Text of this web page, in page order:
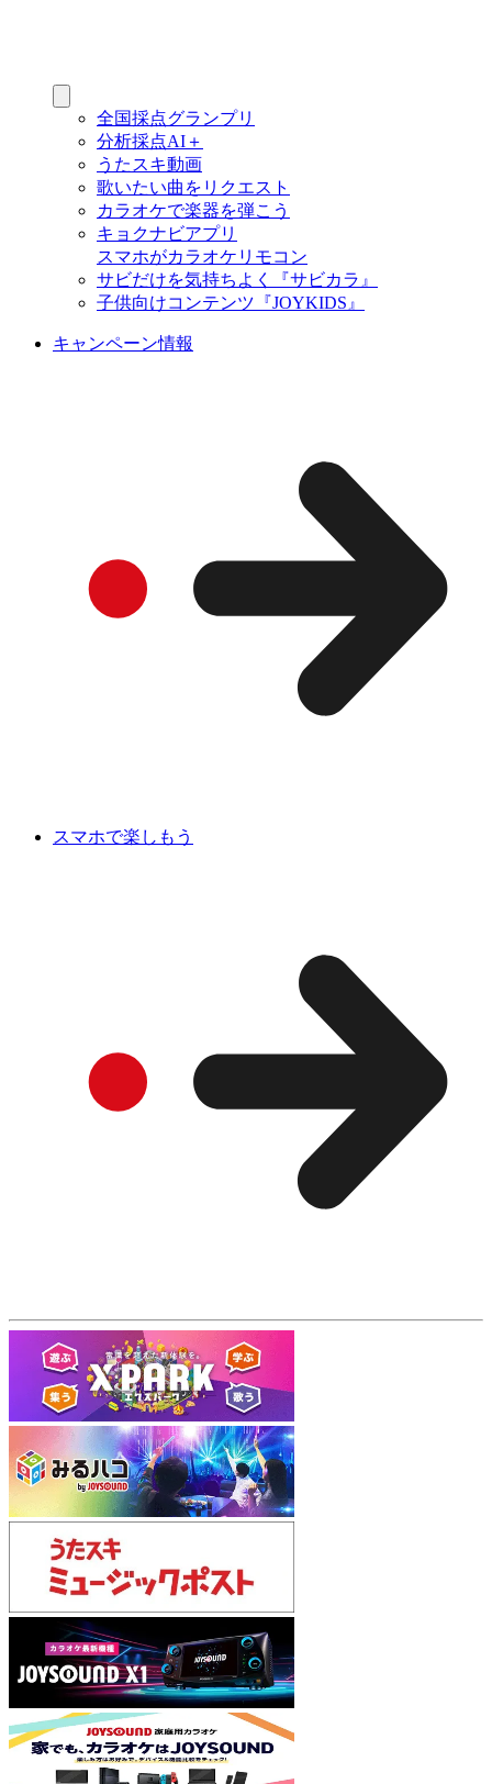
全国採点グランプリ
分析採点AI＋
うたスキ動画
歌いたい曲をリクエスト
カラオケで楽器を弾こう
キョクナビアプリ
スマホがカラオケリモコン
サビだけを気持ちよく『サビカラ』
子供向けコンテンツ『JOYKIDS』
キャンペーン情報
スマホで楽しもう